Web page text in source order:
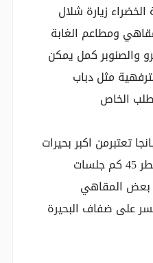
زيارة شلال
ومطاعم الغابة
والصنوبر كمل يمكن
مثل دباب
الخاص
تعتبرمن اكبر بحيرات
المياه العذبة في تركيا بقطر 45 كم جلسات
بعض المقاهي
على ضفاف البحيرة